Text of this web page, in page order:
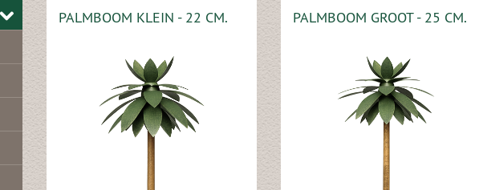
PALMBOOM KLEIN - 22 CM. PALMBOOM GROOT - 25 CM.